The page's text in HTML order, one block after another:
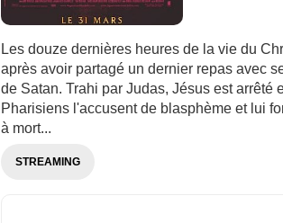
Les douze dernières heures de la vie du
après avoir partagé un dernier repas avec
de Satan. Trahi par Judas, Jésus est arrêté
Pharisiens l'accusent de blasphème et lui
à mort...
STREAMING